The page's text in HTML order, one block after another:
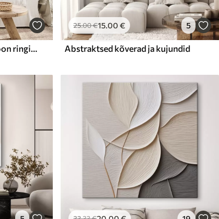
Geomeetriline abstraktsioon ringidega
25.00€15.00 € 5
Abstraktsed kõverad ja kujundid